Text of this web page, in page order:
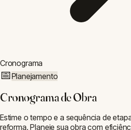
Cronograma
📅Planejamento
Cronograma de Obra
Estime o tempo e a sequência de
reforma. Planeje sua obra com